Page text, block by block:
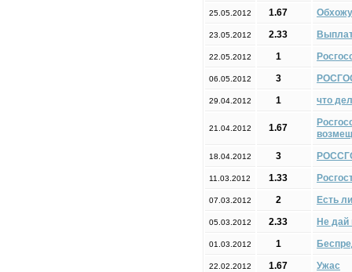
25.05.2012 1.67
23.05.2012 2.33
22.05.2012 1
06.05.2012 3
29.04.2012 1 что
21.04.2012 1.67
18.04.2012 3
11.03.2012 1.33
07.03.2012 2 Есть
05.03.2012 2.33 Не дай
01.03.2012 1
22.02.2012 1.67 Ужас